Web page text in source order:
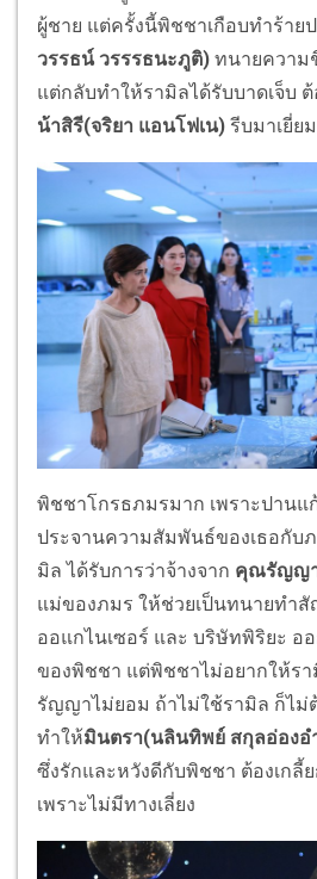
ผู้ชาย แต่ครั้งนี้พิชชาเกือบทำร้าย
วรรธน์ วรรรธนะภูติ) ทนายความ
แต่กลับทำให้รามิลได้รับบาดเจ็บ
น้าสิรี(จริยา แอนโฟเน) รีบมาเยี่ยม
พิชชาโกรธภมรมาก เพราะปานแ
ประจานความสัมพันธ์ของเธอกับ
มิล ได้รับการว่าจ้างจาก คุณรัญญา
แม่ของภมร ให้ช่วยเป็นทนายทำ
ออแกไนเซอร์ และ บริษัทพิริยะ อ
ของพิชชา แต่พิชชาไม่อยากให้รา
รัญญาไม่ยอม ถ้าไม่ใช้รามิล ก็ไ
ทำให้มินตรา(นลินทิพย์ สกุลอ่องอ
ซึ่งรักและหวังดีกับพิชชา ต้องเกลี้
เพราะไม่มีทางเลี่ยง